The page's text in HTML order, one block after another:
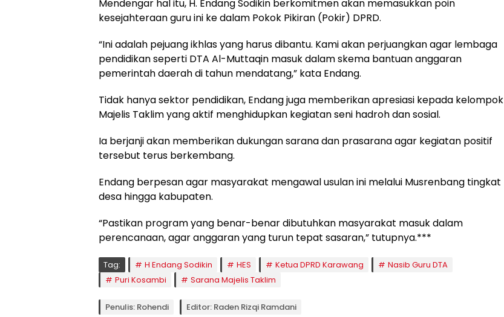
Mendengar hal itu, H. Endang Sodikin berkomitmen akan memasukkan poin
kesejahteraan guru ini ke dalam Pokok Pikiran (Pokir) DPRD.
“Ini adalah pejuang ikhlas yang harus dibantu. Kami akan perjuangkan agar lembaga
pendidikan seperti DTA Al-Muttaqin masuk dalam skema bantuan anggaran
pemerintah daerah di tahun mendatang,” kata Endang.
Tidak hanya sektor pendidikan, Endang juga memberikan apresiasi kepada kelompok
Majelis Taklim yang aktif menghidupkan kegiatan seni hadroh dan sosial.
Ia berjanji akan memberikan dukungan sarana dan prasarana agar kegiatan positif
tersebut terus berkembang.
Endang berpesan agar masyarakat mengawal usulan ini melalui Musrenbang tingkat
desa hingga kabupaten.
“Pastikan program yang benar-benar dibutuhkan masyarakat masuk dalam
perencanaan, agar anggaran yang turun tepat sasaran,” tutupnya.***
Tag: H Endang Sodikin HES Ketua DPRD Karawang
Nasib Guru DTA
Puri Kosambi
Sarana Majelis Taklim
Penulis: Rohendi Editor: Raden Rizqi Ramdani